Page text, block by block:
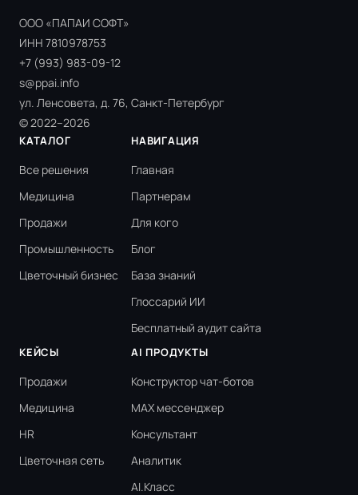
ООО «ПАПАИ СОФТ»
ИНН 7810978753
+7 (993) 983-09-12
s@ppai.info
ул. Ленсовета, д. 76, Санкт-Петербург
© 2022–2026
КАТАЛОГ
Все решения
Медицина
Продажи
Промышленность
Цветочный бизнес
НАВИГАЦИЯ
Главная
Партнерам
Для кого
Блог
База знаний
Глоссарий ИИ
Бесплатный аудит сайта
КЕЙСЫ
Продажи
Медицина
HR
Цветочная сеть
AI ПРОДУКТЫ
Конструктор чат-ботов
MAX мессенджер
Консультант
Аналитик
AI.Класс